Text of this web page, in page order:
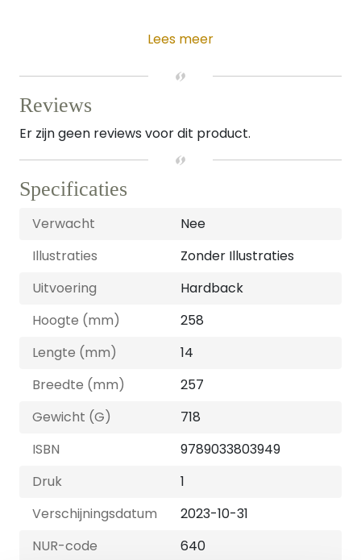
Lees meer
Reviews
Er zijn geen reviews voor dit product.
Specificaties
Verwacht
Nee
Illustraties
Zonder Illustraties
Uitvoering
Hardback
Hoogte (mm)
258
Lengte (mm)
14
Breedte (mm)
257
Gewicht (G)
718
ISBN
9789033803949
Druk
1
Verschijningsdatum
2023-10-31
NUR-code
640